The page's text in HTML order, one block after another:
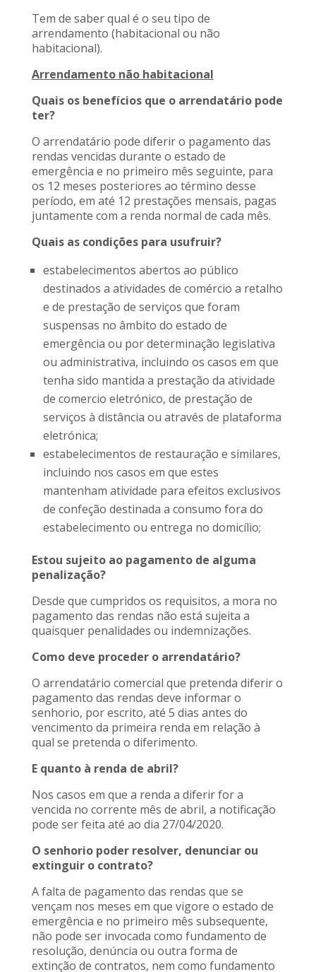
Tem de saber qual é o seu tipo de
arrendamento (habitacional ou não
habitacional).
Arrendamento não habitacional
Quais os benefícios que o arrendatário pode
ter?
O arrendatário pode diferir o pagamento das
rendas vencidas durante o estado de
emergência e no primeiro mês seguinte, para
os 12 meses posteriores ao término desse
período, em até 12 prestações mensais, pagas
juntamente com a renda normal de cada mês.
Quais as condições para usufruir?
estabelecimentos abertos ao público
destinados a atividades de comércio a retalho
e de prestação de serviços que foram
suspensas no âmbito do estado de
emergência ou por determinação legislativa
ou administrativa, incluindo os casos em que
tenha sido mantida a prestação da atividade
de comercio eletrónico, de prestação de
serviços à distância ou através de plataforma
eletrónica;
estabelecimentos de restauração e similares,
incluindo nos casos em que estes
mantenham atividade para efeitos exclusivos
de confeção destinada a consumo fora do
estabelecimento ou entrega no domicílio;
Estou sujeito ao pagamento de alguma
penalização?
Desde que cumpridos os requisitos, a mora no
pagamento das rendas não está sujeita a
quaisquer penalidades ou indemnizações.
Como deve proceder o arrendatário?
O arrendatário comercial que pretenda diferir o
pagamento das rendas deve informar o
senhorio, por escrito, até 5 dias antes do
vencimento da primeira renda em relação à
qual se pretenda o diferimento.
E quanto à renda de abril?
Nos casos em que a renda a diferir for a
vencida no corrente mês de abril, a notificação
pode ser feita até ao dia 27/04/2020.
O senhorio poder resolver, denunciar ou
extinguir o contrato?
A falta de pagamento das rendas que se
vençam nos meses em que vigore o estado de
emergência e no primeiro mês subsequente,
não pode ser invocada como fundamento de
resolução, denúncia ou outra forma de
extinção de contratos, nem como fundamento